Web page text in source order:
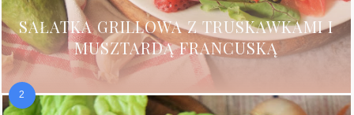
SAŁATKA GRILLOWA Z TRUSKAWKAMI I
MUSZTARDĄ FRANCUSKĄ